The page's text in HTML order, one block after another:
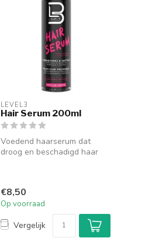
LEVEL3
Hair Serum 200ml
Voedend haarserum dat
droog en beschadigd haar
€8,50
Op voorraad
Vergelijk